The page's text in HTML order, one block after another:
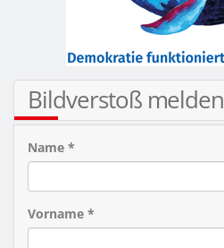
Bildverstoß melden
Name *
Vorname *